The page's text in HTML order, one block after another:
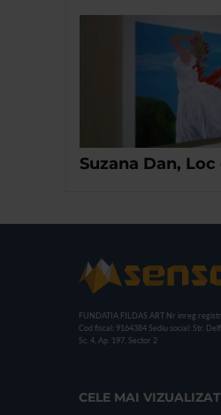
Suzana Dan,
FUNDATIA FILDAS ART Nr inreg
Cod fiscal: 9164384 Sediu social: Str.
Sc. 4, Ap. 197, Sector 2
CELE MAI